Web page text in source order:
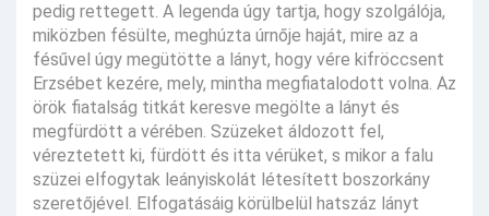
pedig rettegett. A legenda úgy tartja, hogy szolgálója,
miközben fésülte, meghúzta úrnője haját, mire az a
fésűvel úgy megütötte a lányt, hogy vére kifröccsent
Erzsébet kezére, mely, mintha megfiatalodott volna. Az
örök fiatalság titkát keresve megölte a lányt és
megfürdött a vérében. Szüzeket áldozott fel,
véreztetett ki, fürdött és itta vérüket, s mikor a falu
szüzei elfogytak leányiskolát létesített boszorkány
szeretőjével. Elfogatásáig körülbelül hatszáz lányt